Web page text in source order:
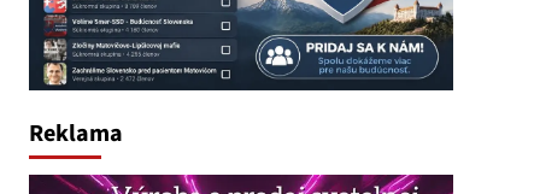
Reklama